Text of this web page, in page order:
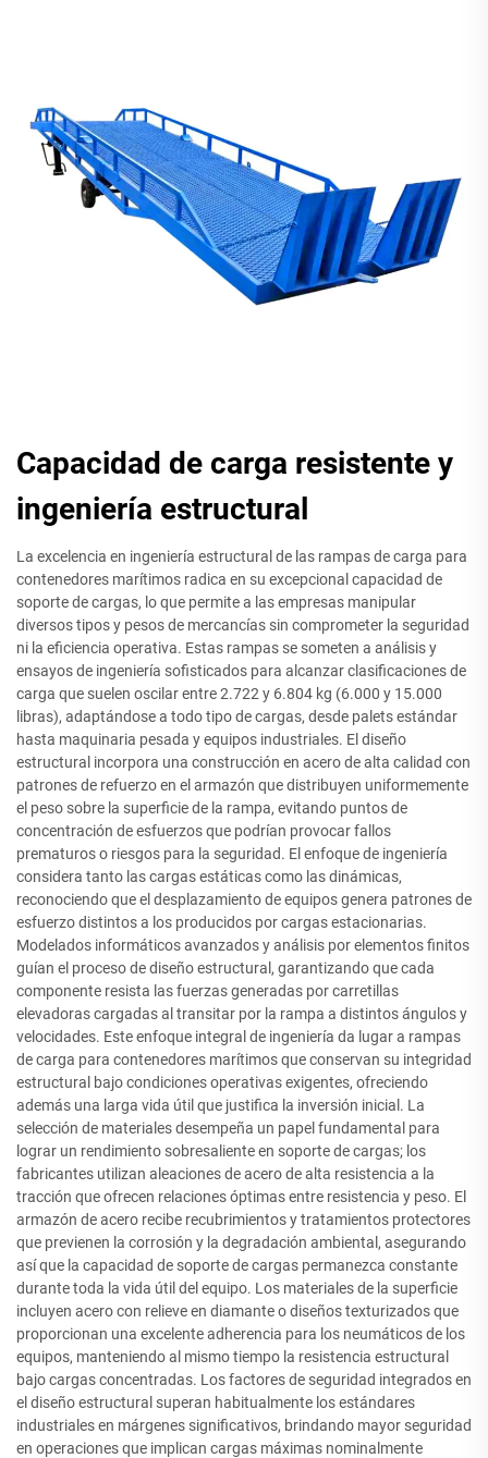
Capacidad de carga resistente y
ingeniería estructural
La excelencia en ingeniería estructural de las rampas de carga para
contenedores marítimos radica en su excepcional capacidad de
soporte de cargas, lo que permite a las empresas manipular
diversos tipos y pesos de mercancías sin comprometer la seguridad
ni la eficiencia operativa. Estas rampas se someten a análisis y
ensayos de ingeniería sofisticados para alcanzar clasificaciones de
carga que suelen oscilar entre 2.722 y 6.804 kg (6.000 y 15.000
libras), adaptándose a todo tipo de cargas, desde palets estándar
hasta maquinaria pesada y equipos industriales. El diseño
estructural incorpora una construcción en acero de alta calidad con
patrones de refuerzo en el armazón que distribuyen uniformemente
el peso sobre la superficie de la rampa, evitando puntos de
concentración de esfuerzos que podrían provocar fallos
prematuros o riesgos para la seguridad. El enfoque de ingeniería
considera tanto las cargas estáticas como las dinámicas,
reconociendo que el desplazamiento de equipos genera patrones de
esfuerzo distintos a los producidos por cargas estacionarias.
Modelados informáticos avanzados y análisis por elementos finitos
guían el proceso de diseño estructural, garantizando que cada
componente resista las fuerzas generadas por carretillas
elevadoras cargadas al transitar por la rampa a distintos ángulos y
velocidades. Este enfoque integral de ingeniería da lugar a rampas
de carga para contenedores marítimos que conservan su integridad
estructural bajo condiciones operativas exigentes, ofreciendo
además una larga vida útil que justifica la inversión inicial. La
selección de materiales desempeña un papel fundamental para
lograr un rendimiento sobresaliente en soporte de cargas; los
fabricantes utilizan aleaciones de acero de alta resistencia a la
tracción que ofrecen relaciones óptimas entre resistencia y peso. El
armazón de acero recibe recubrimientos y tratamientos protectores
que previenen la corrosión y la degradación ambiental, asegurando
así que la capacidad de soporte de cargas permanezca constante
durante toda la vida útil del equipo. Los materiales de la superficie
incluyen acero con relieve en diamante o diseños texturizados que
proporcionan una excelente adherencia para los neumáticos de los
equipos, manteniendo al mismo tiempo la resistencia estructural
bajo cargas concentradas. Los factores de seguridad integrados en
el diseño estructural superan habitualmente los estándares
industriales en márgenes significativos, brindando mayor seguridad
en operaciones que implican cargas máximas nominalmente